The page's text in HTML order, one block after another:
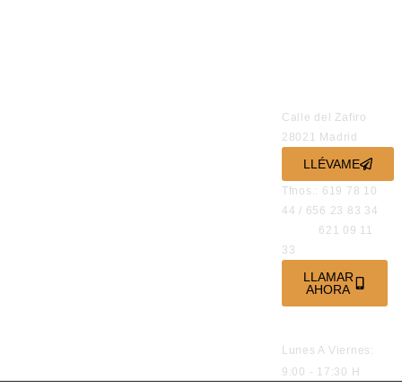
Calle del Zafiro
28021 Madrid
LLÉVAME
Tfnos.: 619 78 10
44 / 656 23 83 34
621 09 11
33
LLAMAR
AHORA
Lunes A Viernes:
9:00 - 17:30 H